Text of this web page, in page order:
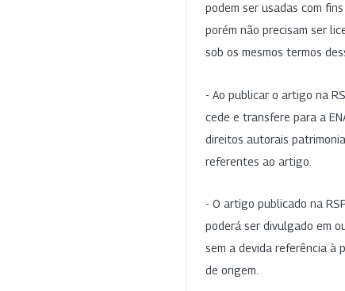
podem ser usadas com fins
porém não precisam ser
sob os mesmos termos
- Ao publicar o artigo na
cede e transfere para a
direitos autorais
referentes ao artigo.
- O artigo publicado na
poderá ser divulgado em
sem a devida referência à
de origem.